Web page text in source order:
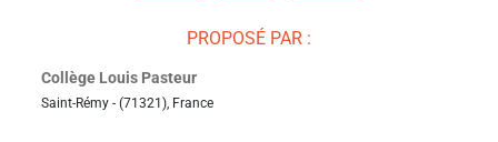
PROPOSÉ PAR :
Collège Louis Pasteur
Saint-Rémy - (71321), France